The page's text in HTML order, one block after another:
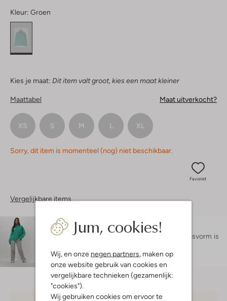
Jum, cookies!
Wij, en onze negen partners, maken op
onze website gebruik van cookies en
vergelijkbare technieken (gezamenlijk:
"cookies").
Wij gebruiken cookies om ervoor te
Kleur: Groen
Kies je maat: Dit item valt groot, kies een maat kleiner
Maattabel Maat uitverkocht?
XS S M L XL
Sorry, dit item is momenteel (nog) niet beschikbaar.
Favoriet
Vergelijkbare items
Maatadvies
Lexi is 1 meter 75 lang en draagt maat s.
De pasvorm is